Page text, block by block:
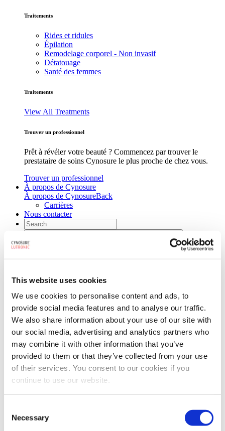
This website uses cookies
We use cookies to personalise content and ads, to
provide social media features and to analyse our traffic.
We also share information about your use of our site with
our social media, advertising and analytics partners who
may combine it with other information that you’ve
provided to them or that they’ve collected from your use
of their services. You consent to our cookies if you
continue to use our website.
Selection
Necessary
Traitements
Rides et ridules
Épilation
Remodelage corporel - Non invasif
Détatouage
Santé des femmes
Traitements
View All Treatments
Trouver un professionnel
Prêt à révéler votre beauté ? Commencez par trouver le
prestataire de soins Cynosure le plus proche de chez vous.
Trouver un professionnel
À propos de Cynosure
À propos de CynosureBack
Carrières
Nous contacter
Home